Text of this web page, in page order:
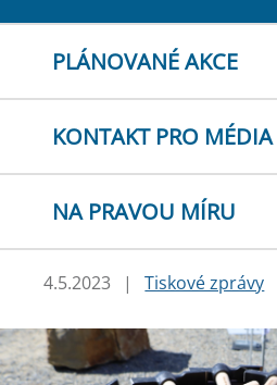
PLÁNOVANÉ AKCE
KONTAKT PRO MÉDIA
NA PRAVOU MÍRU
4.5.2023 | Tiskové zprávy